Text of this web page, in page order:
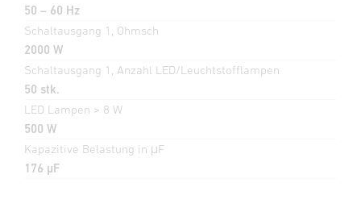
50 – 60 Hz
Schaltausgang 1, Ohmsch
2000 W
Schaltausgang 1, Anzahl LED/Leuchtstofflampen
50 stk.
LED Lampen > 8 W
500 W
Kapazitive Belastung in μF
176 µF